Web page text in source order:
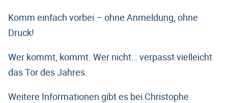
Komm einfach vorbei – ohne Anmeldung, ohne
Druck!
Wer kommt, kommt. Wer nicht… verpasst vielleicht
das Tor des Jahres.
Weitere Informationen gibt es bei Christophe